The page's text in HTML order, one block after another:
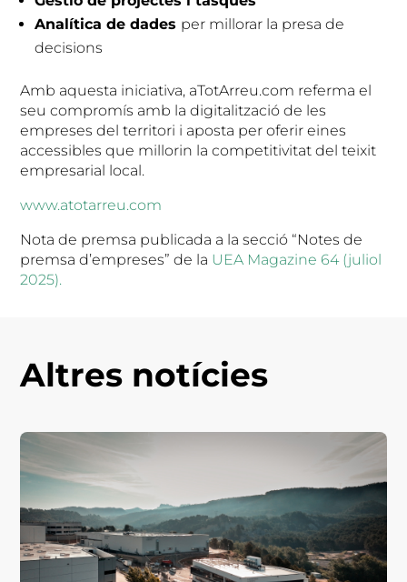
Analítica de dades per millorar la presa de
decisions
Amb aquesta iniciativa, aTotArreu.com referma el
seu compromís amb la digitalització de les
empreses del territori i aposta per oferir eines
accessibles que millorin la competitivitat del teixit
empresarial local.
www.atotarreu.com
Nota de premsa publicada a la secció “Notes de
premsa d’empreses” de la UEA Magazine 64 (juliol
2025).
Altres notícies